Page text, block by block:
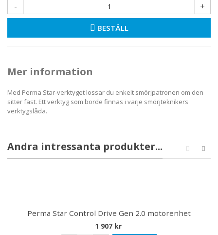
- +
BESTÄLL
Mer information
Med Perma Star-verktyget lossar du enkelt smörjpatronen om den
sitter fast. Ett verktyg som borde finnas i varje smörjteknikers
verktygslåda.
Andra intressanta produkter...
Perma Star Control Drive Gen 2.0 motorenhet
1 907 kr